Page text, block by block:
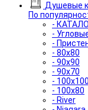
Душевые
По
-
-
-
- 80x80
- 90x90
- 90x70
- 100x100
- 100x80
- River